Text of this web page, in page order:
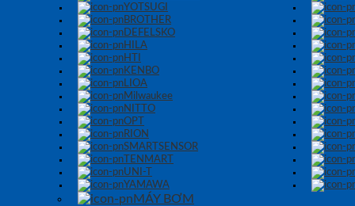
YOTSUGI
BROTHER
DEFELSKO
HILA
HTI
KENBO
LIOA
Milwaukee
NITTO
OPT
RION
SMARTSENSOR
TENMART
UNI-T
YAMAWA
MÁY BƠM